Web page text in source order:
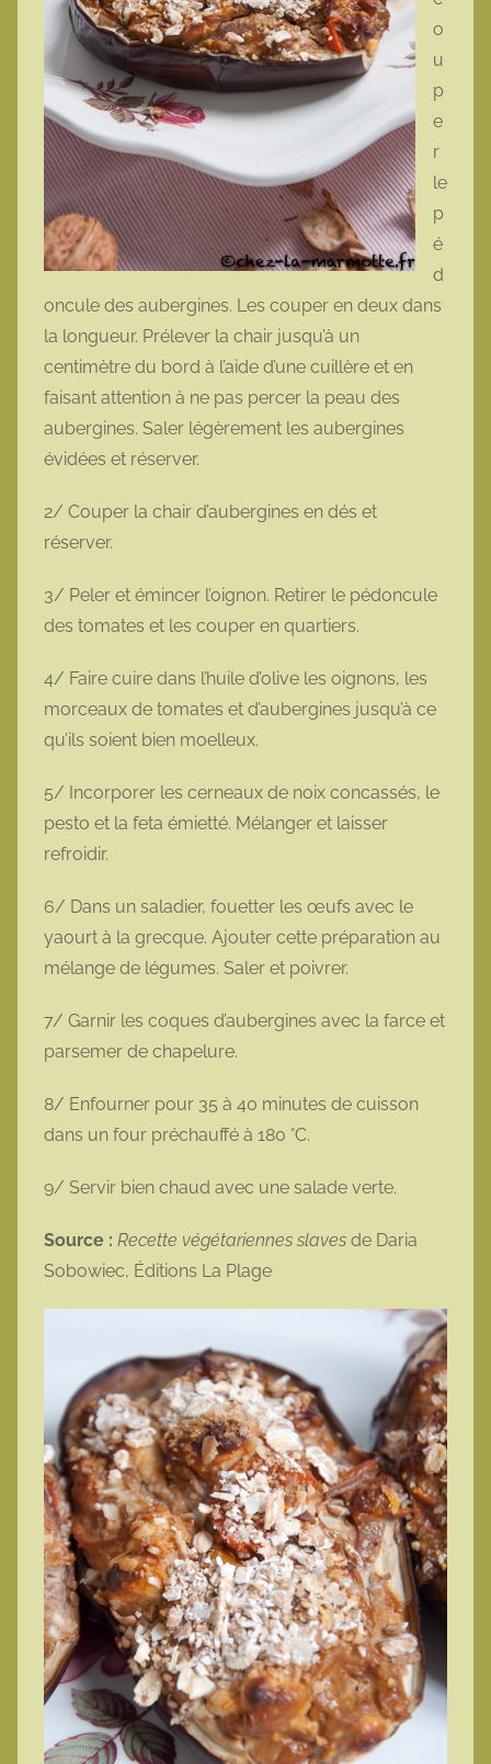
o
u
p
e
r
le
p
é
d
oncule des aubergines. Les couper en deux dans
la longueur. Prélever la chair jusqu’à un
centimètre du bord à l’aide d’une cuillère et en
faisant attention à ne pas percer la peau des
aubergines. Saler légèrement les aubergines
évidées et réserver.
2/ Couper la chair d’aubergines en dés et
réserver.
3/ Peler et émincer l’oignon. Retirer le pédoncule
des tomates et les couper en quartiers.
4/ Faire cuire dans l’huile d’olive les oignons, les
morceaux de tomates et d’aubergines jusqu’à ce
qu’ils soient bien moelleux.
5/ Incorporer les cerneaux de noix concassés, le
pesto et la feta émietté. Mélanger et laisser
refroidir.
6/ Dans un saladier, fouetter les œufs avec le
yaourt à la grecque. Ajouter cette préparation au
mélange de légumes. Saler et poivrer.
7/ Garnir les coques d’aubergines avec la farce et
parsemer de chapelure.
8/ Enfourner pour 35 à 40 minutes de cuisson
dans un four préchauffé à 180 °C.
9/ Servir bien chaud avec une salade verte.
Source : Recette végétariennes slaves de Daria
Sobowiec, Éditions La Plage